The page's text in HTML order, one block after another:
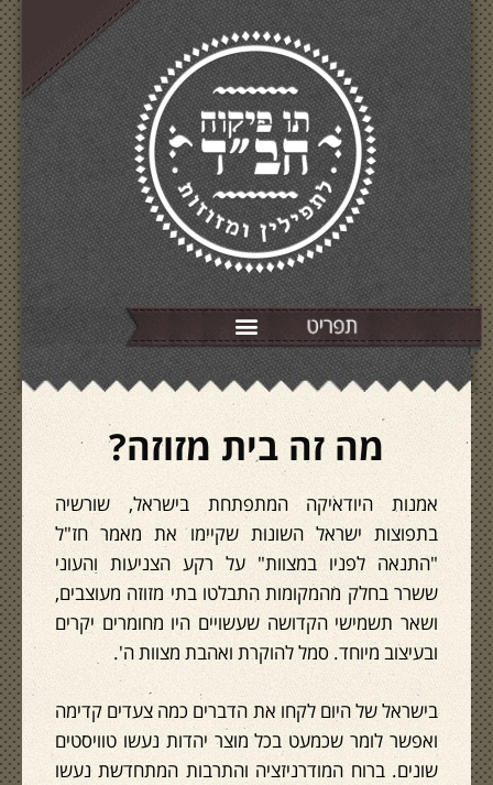
מה זה בית מזוזה?
אמנות היודאיקה המתפתחת בישראל, שורשיה
בתפוצות ישראל השונות שקיימו את מאמר חז"ל
"התנאה לפניו במצוות" על רקע הצניעות והעוני
ששרר בחלק מהמקומות התבלטו בתי מזוזה מעוצבים,
ושאר תשמישי הקדושה שעשויים היו מחומרים יקרים
ובעיצוב מיוחד. סמל להוקרת ואהבת מצוות ה'.
בישראל של היום לקחו את הדברים כמה צעדים קדימה
ואפשר לומר שכמעט בכל מוצר יהדות נעשו טוויסטים
שונים. ברוח המודרניזציה והתרבות המתחדשת נעשו